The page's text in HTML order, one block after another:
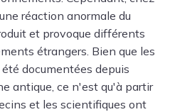
réaction anormale du
et provoque différents
étrangers. Bien que les
documentées depuis
antique, ce n'est qu'à partir
et les scientifiques ont